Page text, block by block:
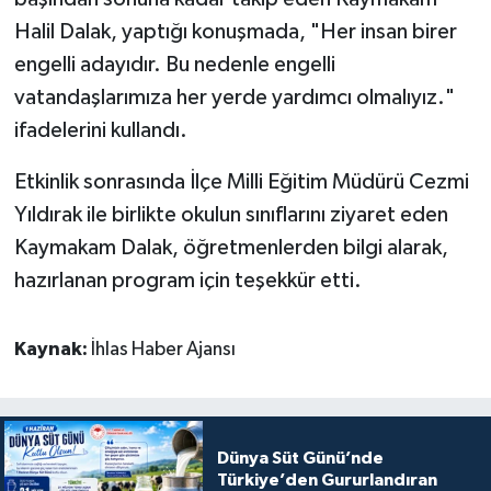
Halil Dalak, yaptığı konuşmada, "Her insan birer
engelli adayıdır. Bu nedenle engelli
vatandaşlarımıza her yerde yardımcı olmalıyız."
ifadelerini kullandı.
Etkinlik sonrasında İlçe Milli Eğitim Müdürü Cezmi
Yıldırak ile birlikte okulun sınıflarını ziyaret eden
Kaymakam Dalak, öğretmenlerden bilgi alarak,
hazırlanan program için teşekkür etti.
Kaynak: İhlas Haber Ajansı
Dünya Süt Günü’nde
Türkiye’den Gururlandıran